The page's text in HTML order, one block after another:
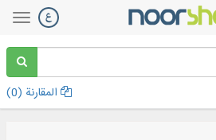
المقارنة (0
)